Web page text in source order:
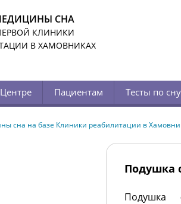
СНА
КЛИНИКИ
В ХАМОВНИКАХ
Пациентам Тесты по сну
сна на базе Клиники реабилитации в
Подушка
Подушка